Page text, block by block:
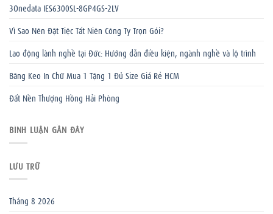
3Onedata IES6300SL-8GP4GS-2LV
Vì Sao Nên Đặt Tiệc Tất Niên Công Ty Trọn Gói?
Lao động lành nghề tại Đức: Hướng dẫn điều kiện, ngành nghề và lộ trình
Băng Keo In Chữ Mua 1 Tặng 1 Đủ Size Giá Rẻ HCM
Đất Nền Thượng Hồng Hải Phòng
BÌNH LUẬN GẦN ĐÂY
LƯU TRỮ
Tháng 8 2026